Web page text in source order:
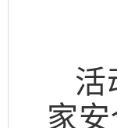
活
家